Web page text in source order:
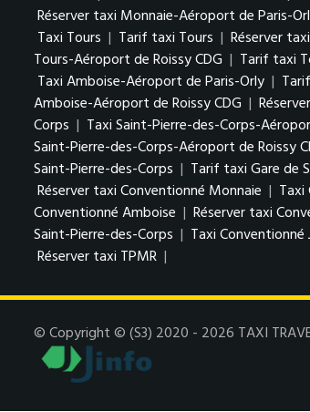
Réserver taxi Monnaie-Aéroport de Paris-
Taxi Tours | Tarif taxi Tours | Réserver
Tours-Aéroport de Roissy CDG | Tarif taxi
Taxi Amboise-Aéroport de Paris-Orly |
Amboise-Aéroport de Roissy CDG |
Corps | Taxi Saint-Pierre-des-Corps-
Saint-Pierre-des-Corps-Aéroport de Roissy
Saint-Pierre-des-Corps | Tarif taxi Gare de
Réserver taxi Conventionné Monnaie | Taxi
Conventionné Amboise | Réserver taxi
Saint-Pierre-des-Corps | Taxi Conventionné
Réserver taxi TPMR |
© Copyright © (S3) 2020 - 2026 TAXI